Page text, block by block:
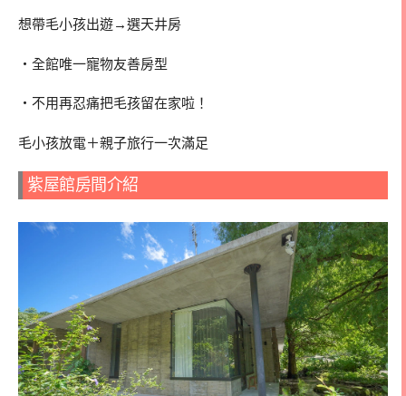
想帶毛小孩出遊→選天井房
・全館唯一寵物友善房型
・不用再忍痛把毛孩留在家啦！
毛小孩放電＋親子旅行一次滿足
紫屋館房間介紹